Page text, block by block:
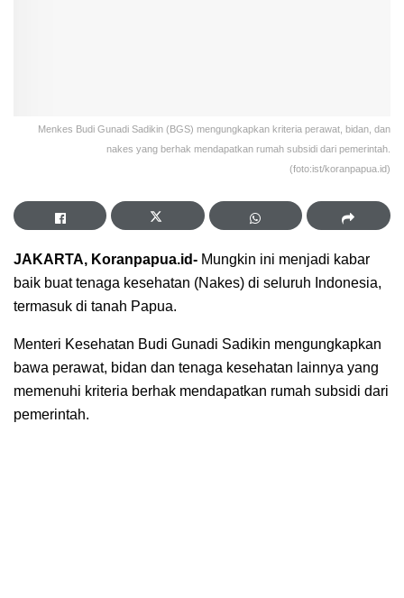
Menkes Budi Gunadi Sadikin (BGS) mengungkapkan kriteria perawat, bidan, dan
nakes yang berhak mendapatkan rumah subsidi dari pemerintah.
(foto:ist/koranpapua.id)
JAKARTA, Koranpapua.id- Mungkin ini menjadi kabar
baik buat tenaga kesehatan (Nakes) di seluruh Indonesia,
termasuk di tanah Papua.
Menteri Kesehatan Budi Gunadi Sadikin mengungkapkan
bawa perawat, bidan dan tenaga kesehatan lainnya yang
memenuhi kriteria berhak mendapatkan rumah subsidi dari
pemerintah.